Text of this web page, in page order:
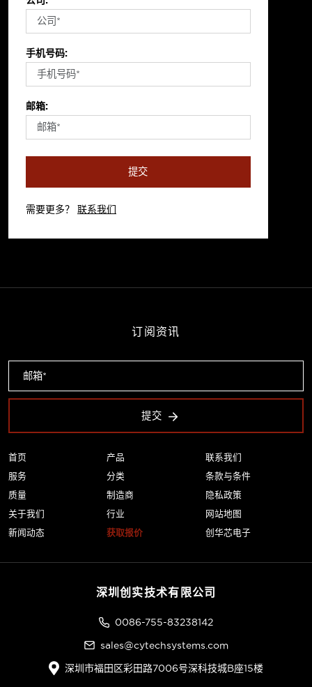
手机号码:
邮箱:
提交
需要更多？ 联系我们
首页
服务
质量
关于我们
新闻动态
产品
分类
制造商
行业
获取报价
联系我们
条款与条件
隐私政策
网站地图
创华芯电子
订阅资讯
提交
深圳创实技术有限公司
0086-755-83238142
sales@cytechsystems.com
深圳市福田区彩田路7006号深科技城B座15楼